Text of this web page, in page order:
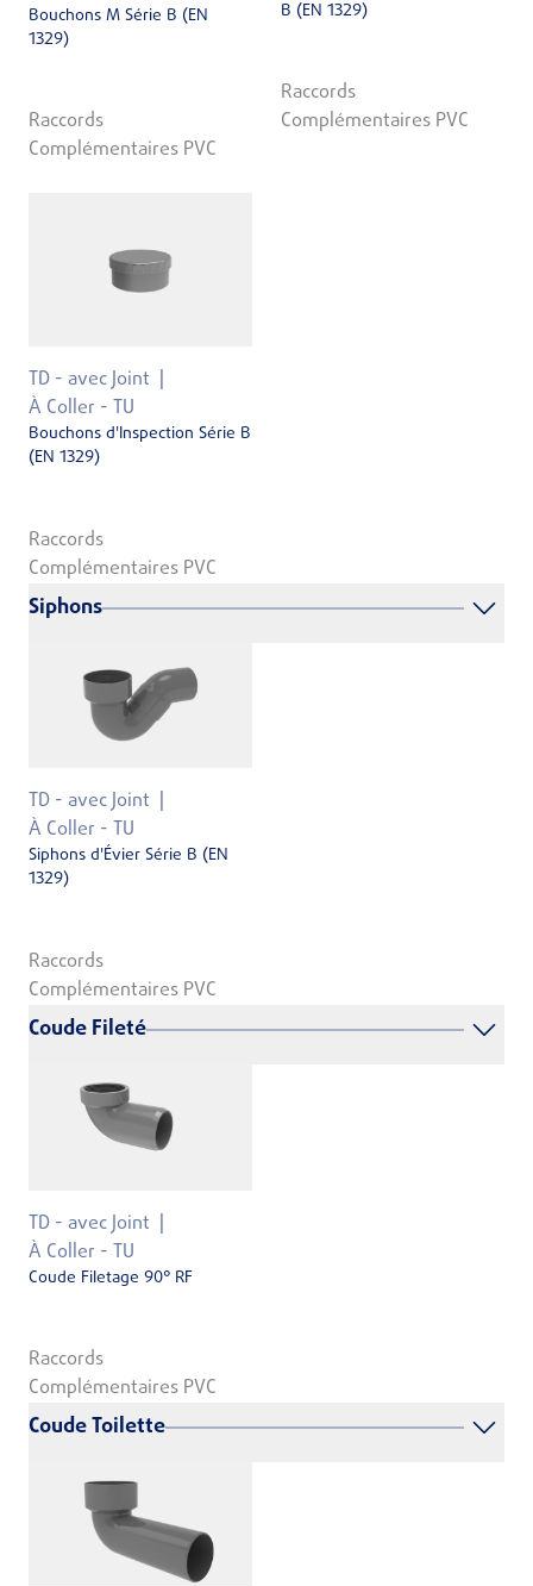
Bouchons M Série B (EN
1329)
Raccords
Complémentaires PVC
B (EN 1329)
Raccords
Complémentaires PVC
TD - avec Joint
À Coller - TU
Bouchons d'Inspection Série B
(EN 1329)
Raccords
Complémentaires PVC
Siphons
TD - avec Joint
À Coller - TU
Siphons d'Évier Série B (EN
1329)
Raccords
Complémentaires PVC
Coude Fileté
TD - avec Joint
À Coller - TU
Coude Filetage 90° RF
Raccords
Complémentaires PVC
Coude Toilette